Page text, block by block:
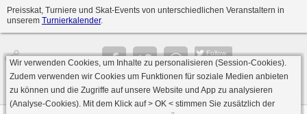
Preisskat, Turniere und Skat-Events von unterschiedlichen Veranstaltern in
unserem Turnierkalender.
Follow
Seite
Wir verwenden Cookies, um Inhalte zu personalisieren (Session-Cookies).
Zudem verwenden wir Cookies um Funktionen für soziale Medien anbieten
zu können und die Zugriffe auf unsere Website und App zu analysieren
(Analyse-Cookies). Mit dem Klick auf> OK < stimmen Sie zusätzlich der